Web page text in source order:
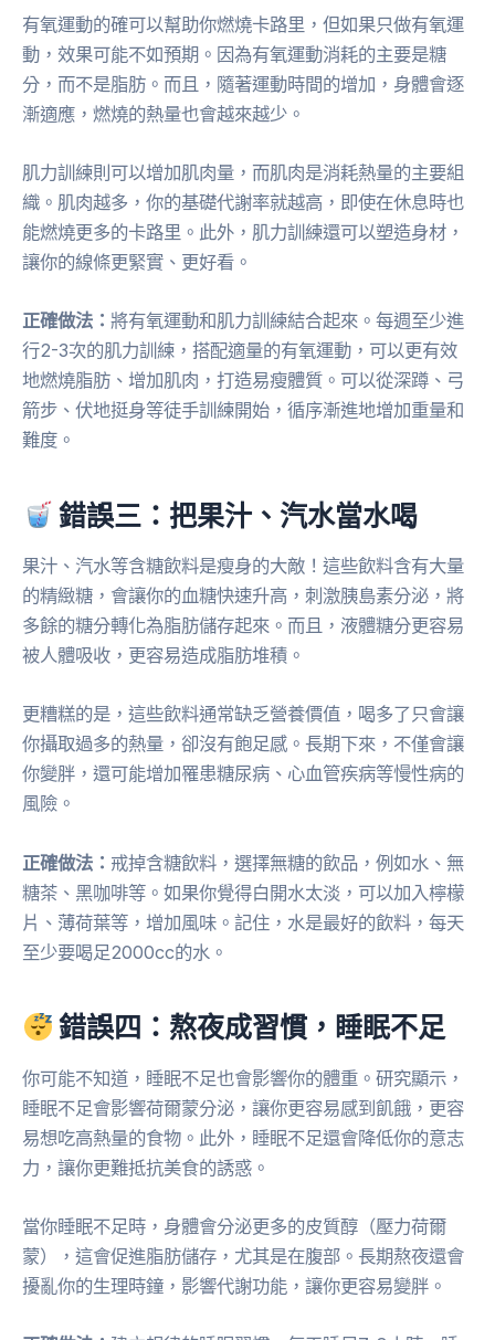
有氧運動的確可以幫助你燃燒卡路里，但如果只做有氧運
動，效果可能不如預期。因為有氧運動消耗的主要是糖
分，而不是脂肪。而且，隨著運動時間的增加，身體會逐
漸適應，燃燒的熱量也會越來越少。
肌力訓練則可以增加肌肉量，而肌肉是消耗熱量的主要組
織。肌肉越多，你的基礎代謝率就越高，即使在休息時也
能燃燒更多的卡路里。此外，肌力訓練還可以塑造身材，
讓你的線條更緊實、更好看。
正確做法： 將有氧運動和肌力訓練結合起來。每週至少進
行2-3次的肌力訓練，搭配適量的有氧運動，可以更有效
地燃燒脂肪、增加肌肉，打造易瘦體質。可以從深蹲、弓
箭步、伏地挺身等徒手訓練開始，循序漸進地增加重量和
難度。
錯誤三：把果汁、汽水當水喝
果汁、汽水等含糖飲料是瘦身的大敵！這些飲料含有大量
的精緻糖，會讓你的血糖快速升高，刺激胰島素分泌，將
多餘的糖分轉化為脂肪儲存起來。而且，液體糖分更容易
被人體吸收，更容易造成脂肪堆積。
更糟糕的是，這些飲料通常缺乏營養價值，喝多了只會讓
你攝取過多的熱量，卻沒有飽足感。長期下來，不僅會讓
你變胖，還可能增加罹患糖尿病、心血管疾病等慢性病的
風險。
正確做法： 戒掉含糖飲料，選擇無糖的飲品，例如水、無
糖茶、黑咖啡等。如果你覺得白開水太淡，可以加入檸檬
片、薄荷葉等，增加風味。記住，水是最好的飲料，每天
至少要喝足2000cc的水。
錯誤四：熬夜成習慣，睡眠不足
你可能不知道，睡眠不足也會影響你的體重。研究顯示，
睡眠不足會影響荷爾蒙分泌，讓你更容易感到飢餓，更容
易想吃高熱量的食物。此外，睡眠不足還會降低你的意志
力，讓你更難抵抗美食的誘惑。
當你睡眠不足時，身體會分泌更多的皮質醇（壓力荷爾
蒙），這會促進脂肪儲存，尤其是在腹部。長期熬夜還會
擾亂你的生理時鐘，影響代謝功能，讓你更容易變胖。